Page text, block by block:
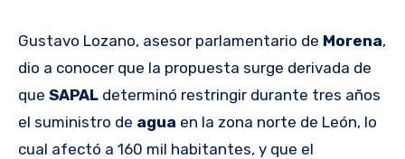
Gustavo Lozano, asesor parlamentario de Morena,
dio a conocer que la propuesta surge derivada de
que SAPAL determinó restringir durante tres años
el suministro de agua en la zona norte de León, lo
cual afectó a 160 mil habitantes, y que el